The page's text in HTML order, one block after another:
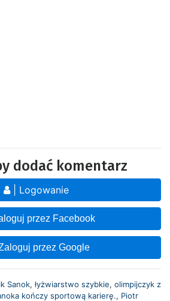
dodać komentarz
| Logowanie
przez Facebook
przez Google
Sanok, łyżwiarstwo szybkie, olimpijczyk z
kończy sportową karierę., Piotr